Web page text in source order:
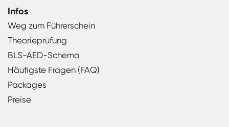
Infos
Weg zum Führerschein
Theorieprüfung
BLS-AED-Schema
Häufigste Fragen (FAQ)
Packages
Preise